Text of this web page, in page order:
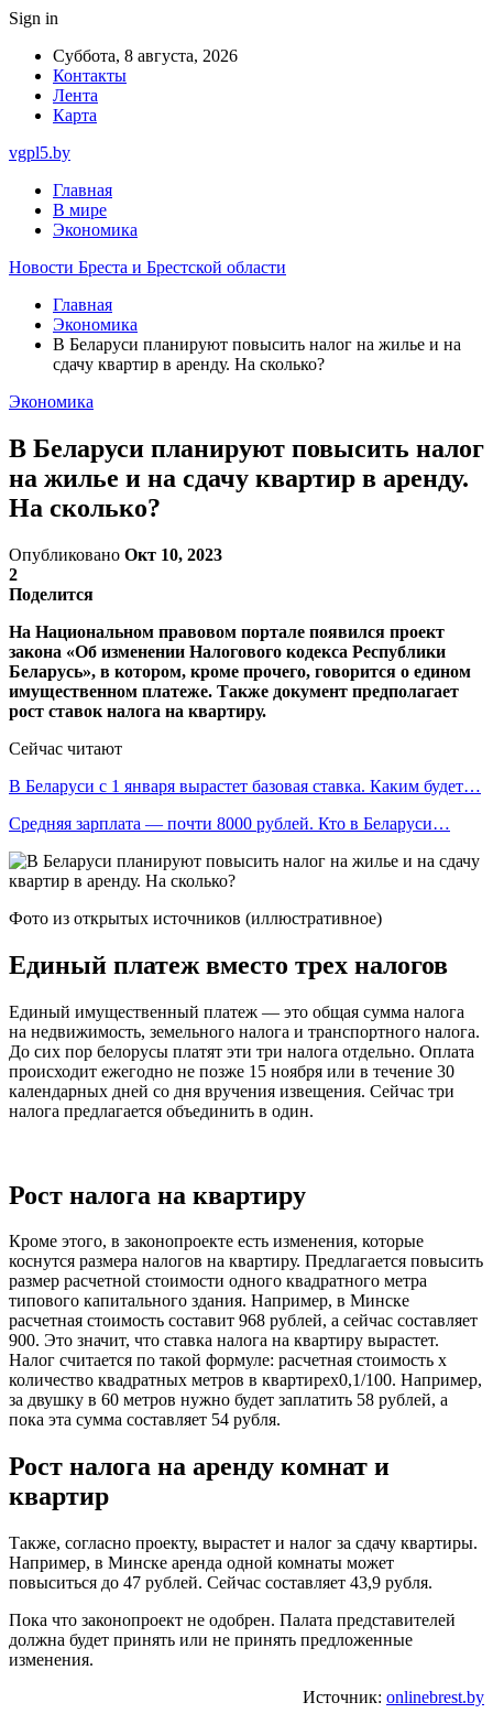
Sign in
Суббота, 8 августа, 2026
Контакты
Лента
Карта
vgpl5.by
Главная
В мире
Экономика
Новости Бреста и Брестской области
Главная
Экономика
В Беларуси планируют повысить налог на жилье и на
сдачу квартир в аренду. На сколько?
Экономика
В Беларуси планируют повысить налог
на жилье и на сдачу квартир в аренду.
На сколько?
Опубликовано Окт 10, 2023
2
Поделится
На Национальном правовом портале появился проект
закона «Об изменении Налогового кодекса Республики
Беларусь», в котором, кроме прочего, говорится о едином
имущественном платеже. Также документ предполагает
рост ставок налога на квартиру.
Сейчас читают
В Беларуси с 1 января вырастет базовая ставка. Каким будет…
Средняя зарплата — почти 8000 рублей. Кто в Беларуси…
Фото из открытых источников (иллюстративное)
Единый платеж вместо трех налогов
Единый имущественный платеж — это общая сумма налога
на недвижимость, земельного налога и транспортного налога.
До сих пор белорусы платят эти три налога отдельно. Оплата
происходит ежегодно не позже 15 ноября или в течение 30
календарных дней со дня вручения извещения. Сейчас три
налога предлагается объединить в один.
Рост налога на квартиру
Кроме этого, в законопроекте есть изменения, которые
коснутся размера налогов на квартиру. Предлагается повысить
размер расчетной стоимости одного квадратного метра
типового капитального здания. Например, в Минске
расчетная стоимость составит 968 рублей, а сейчас составляет
900. Это значит, что ставка налога на квартиру вырастет.
Налог считается по такой формуле: расчетная стоимость x
количество квадратных метров в квартиреx0,1/100. Например,
за двушку в 60 метров нужно будет заплатить 58 рублей, а
пока эта сумма составляет 54 рубля.
Рост налога на аренду комнат и
квартир
Также, согласно проекту, вырастет и налог за сдачу квартиры.
Например, в Минске аренда одной комнаты может
повыситься до 47 рублей. Сейчас составляет 43,9 рубля.
Пока что законопроект не одобрен. Палата представителей
должна будет принять или не принять предложенные
изменения.
Источник: onlinebrest.by